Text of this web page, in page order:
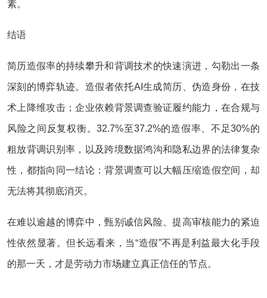
素。
结语
简历造假率的持续攀升和背调技术的快速演进，勾勒出一条
深刻的博弈轨迹。造假者依托AI生成简历、伪造身份，在技
术上降维攻击；企业依赖背景调查验证履约能力，在合规与
风险之间反复权衡。32.7%至37.2%的造假率、不足30%的
粗放背调识别率，以及跨境数据鸿沟和隐私边界的法律复杂
性，都指向同一结论：背景调查可以大幅压缩造假空间，却
无法将其彻底消灭。
在难以逾越的博弈中，甄别诚信风险、提高审核能力的紧迫
性依然显著。但长远看来，当“造假”不再是利益最大化手段
的那一天，才是劳动力市场建立真正信任的节点。